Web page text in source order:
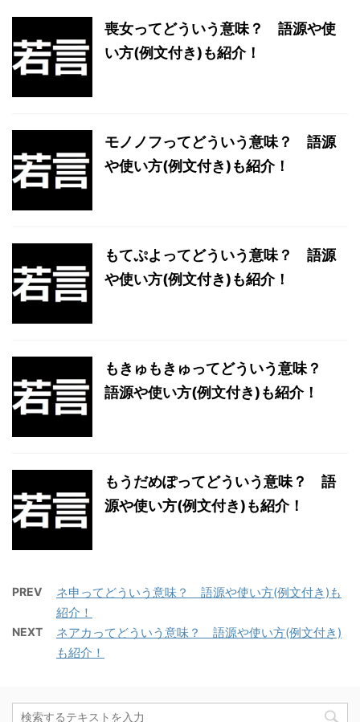
喪女ってどういう意味？ 語源や使
い方(例文付き)も紹介！
モノノフってどういう意味？ 語源
や使い方(例文付き)も紹介！
もてぷよってどういう意味？ 語源
や使い方(例文付き)も紹介！
もきゅもきゅってどういう意味？
語源や使い方(例文付き)も紹介！
もうだめぽってどういう意味？ 語
源や使い方(例文付き)も紹介！
PREV
ネ申ってどういう意味？ 語源や使い方(例文付き)も
紹介！
NEXT
ネアカってどういう意味？ 語源や使い方(例文付き)
も紹介！